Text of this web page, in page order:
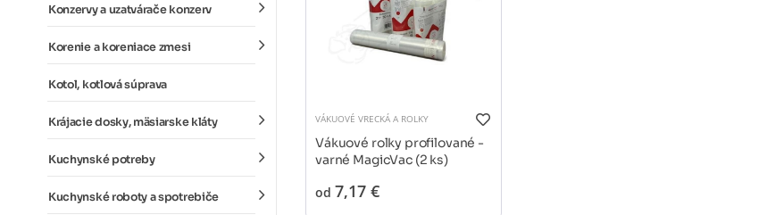
Konzervy a uzatvárače konzerv
Korenie a koreniace zmesi
Kotol, kotlová súprava
Krájacie dosky, mäsiarske kláty
Kuchynské potreby
Kuchynské roboty a spotrebiče
VÁKUOVÉ VRECKÁ A ROLKY
Vákuové rolky profilované -
varné MagicVac (2 ks)
od 7,17 €